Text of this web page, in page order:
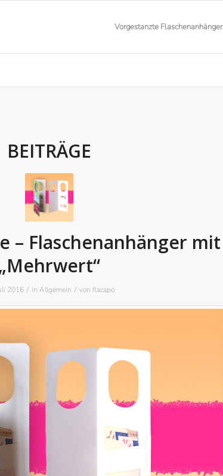
Vorgestanzte Flaschenanhänger
BEITRÄGE
– Flaschenanhänger mit
2016 / in Allgemein / von flacapo